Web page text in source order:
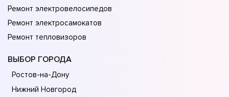
Ремонт электровелосипедов
Ремонт электросамокатов
Ремонт тепловизоров
ВЫБОР ГОРОДА
Ростов-на-Дону
Нижний Новгород